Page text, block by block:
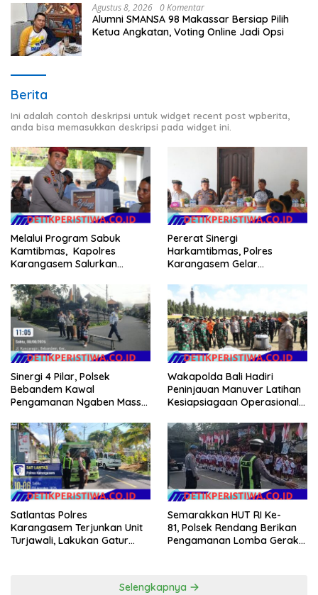
Agustus 8, 2026 0 Komentar
Alumni SMANSA 98 Makassar Bersiap Pilih
Ketua Angkatan, Voting Online Jadi Opsi
Berita
Ini adalah contoh deskripsi untuk widget recent post wpberita,
anda bisa memasukkan deskripsi pada widget ini.
Melalui Program Sabuk
Kamtibmas, Kapolres
Karangasem Salurkan
Warga Kurang Mampu
Pererat Sinergi
Harkamtibmas, Polres
Karangasem Gelar
Kamtibmas di Dangin Sema II
Sinergi 4 Pilar, Polsek
Bebandem Kawal
Pengamanan Ngaben Massal
Tihingan
Wakapolda Bali Hadiri
Peninjauan Manuver Latihan
Kesiapsiagaan Operasional
Satlantas Polres
Karangasem Terjunkan Unit
Turjawali, Lakukan Gatur
Semarakkan HUT RI Ke-
81, Polsek Rendang Berikan
Pengamanan Lomba Gerak
Selengkapnya